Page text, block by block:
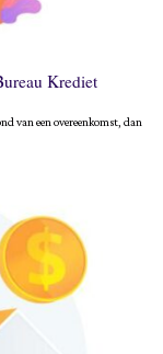
Krediet
van een overeenkomst, dan